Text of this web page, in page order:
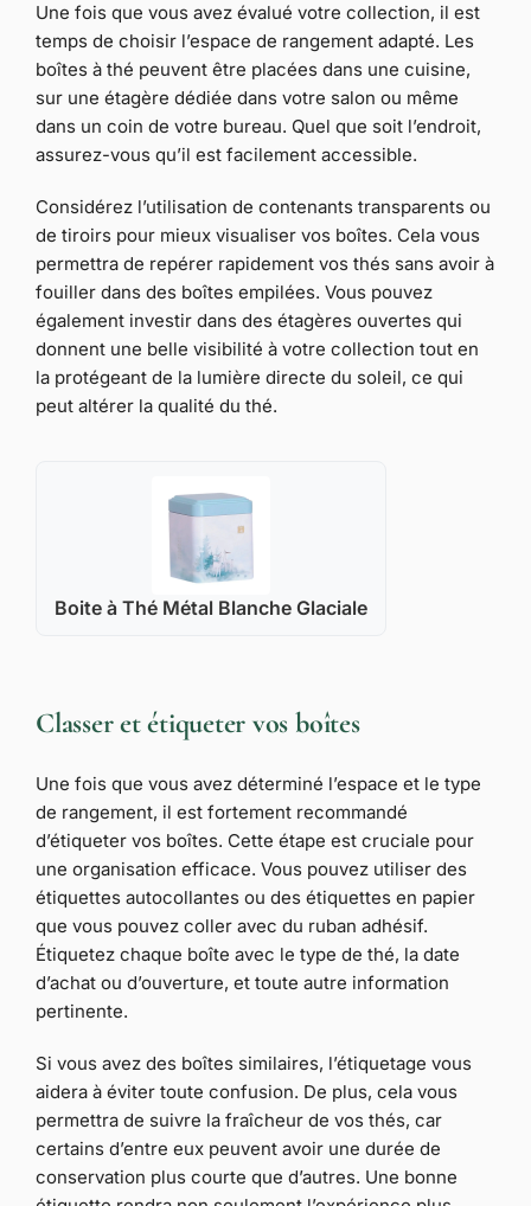
Une fois que vous avez évalué votre collection, il est
temps de choisir l’espace de rangement adapté. Les
boîtes à thé peuvent être placées dans une cuisine,
sur une étagère dédiée dans votre salon ou même
dans un coin de votre bureau. Quel que soit l’endroit,
assurez-vous qu’il est facilement accessible.
Considérez l’utilisation de contenants transparents ou
de tiroirs pour mieux visualiser vos boîtes. Cela vous
permettra de repérer rapidement vos thés sans avoir à
fouiller dans des boîtes empilées. Vous pouvez
également investir dans des étagères ouvertes qui
donnent une belle visibilité à votre collection tout en
la protégeant de la lumière directe du soleil, ce qui
peut altérer la qualité du thé.
Boite à Thé Métal Blanche Glaciale
Classer et étiqueter vos boîtes
Une fois que vous avez déterminé l’espace et le type
de rangement, il est fortement recommandé
d’étiqueter vos boîtes. Cette étape est cruciale pour
une organisation efficace. Vous pouvez utiliser des
étiquettes autocollantes ou des étiquettes en papier
que vous pouvez coller avec du ruban adhésif.
Étiquetez chaque boîte avec le type de thé, la date
d’achat ou d’ouverture, et toute autre information
pertinente.
Si vous avez des boîtes similaires, l’étiquetage vous
aidera à éviter toute confusion. De plus, cela vous
permettra de suivre la fraîcheur de vos thés, car
certains d’entre eux peuvent avoir une durée de
conservation plus courte que d’autres. Une bonne